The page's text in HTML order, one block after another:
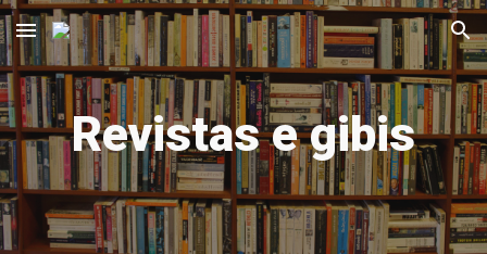
Skip to main content Skip to navigation
Revistas e gibis